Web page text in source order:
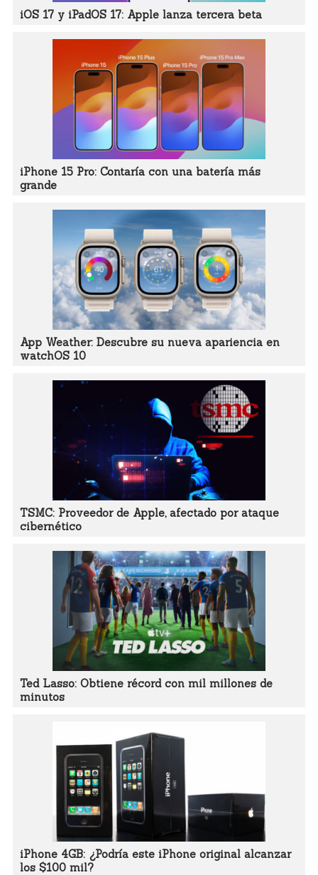
iOS 17 y iPadOS 17: Apple lanza tercera beta
iPhone 15 Pro: Contaría con una batería más
grande
App Weather: Descubre su nueva apariencia en
watchOS 10
TSMC: Proveedor de Apple, afectado por ataque
cibernético
Ted Lasso: Obtiene récord con mil millones de
minutos
iPhone 4GB: ¿Podría este iPhone original alcanzar
los $100 mil?